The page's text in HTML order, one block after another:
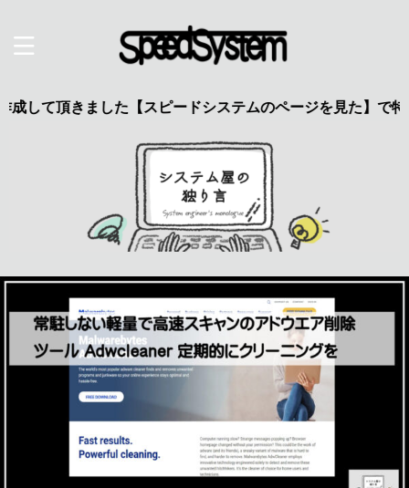
した【スピードシステムのページを見た】で特典あり 興